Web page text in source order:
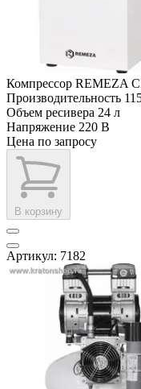
Компрессор REMEZA
Производительность
Объем ресивера 24 л
Напряжение 220 В
Цена по запросу
В корзину
Артикул: 7182